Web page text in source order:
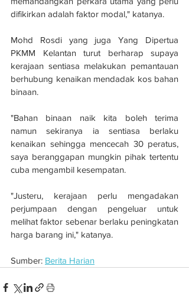
difikirkan adalah faktor modal," katanya.
Mohd Rosdi yang juga Yang Dipertua
PKMM Kelantan turut berharap supaya
kerajaan sentiasa melakukan pemantauan
berhubung kenaikan mendadak kos bahan
binaan.
"Bahan binaan naik kita boleh terima
namun sekiranya ia sentiasa berlaku
kenaikan sehingga mencecah 30 peratus,
saya beranggapan mungkin pihak tertentu
cuba mengambil kesempatan.
"Justeru, kerajaan perlu mengadakan
perjumpaan dengan pengeluar untuk
melihat faktor sebenar berlaku peningkatan
harga barang ini," katanya.
Sumber: Berita Harian